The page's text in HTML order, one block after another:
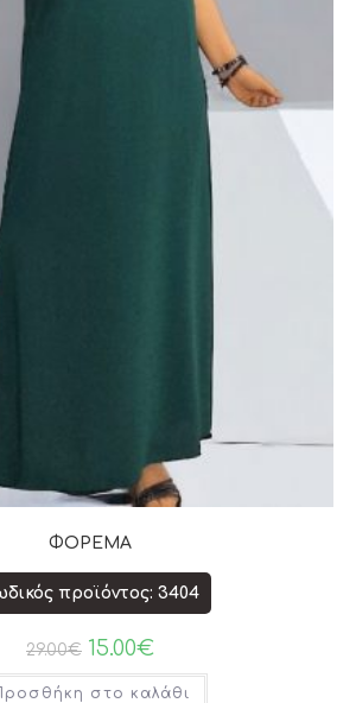
ΦΟΡΕΜΑ
προϊόντος: 3404
29.00€ 15.00€
στο καλάθι